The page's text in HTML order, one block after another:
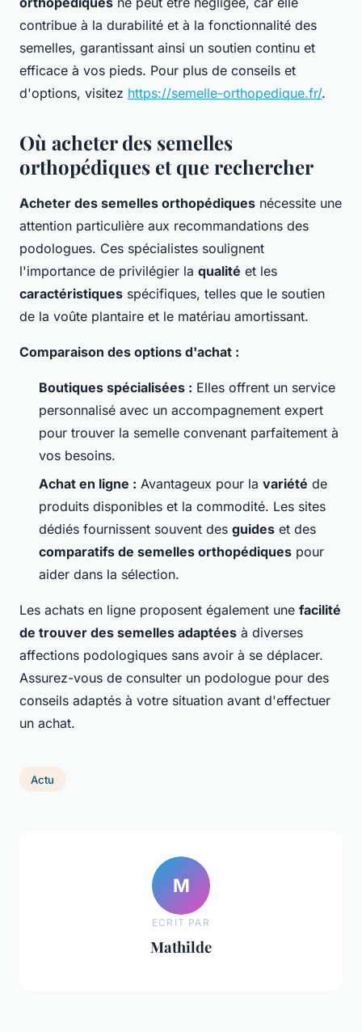
contribue à la durabilité et à la fonctionnalité des
semelles, garantissant ainsi un soutien continu et
efficace à vos pieds. Pour plus de conseils et
d'options, visitez https://semelle-orthopedique.fr/.
Où acheter des semelles
orthopédiques et que rechercher
Acheter des semelles orthopédiques nécessite une
attention particulière aux recommandations des
podologues. Ces spécialistes soulignent
l'importance de privilégier la qualité et les
caractéristiques spécifiques, telles que le soutien
de la voûte plantaire et le matériau amortissant.
Comparaison des options d'achat :
Boutiques spécialisées : Elles offrent un service
personnalisé avec un accompagnement expert
pour trouver la semelle convenant parfaitement à
vos besoins.
Achat en ligne : Avantageux pour la variété de
produits disponibles et la commodité. Les sites
dédiés fournissent souvent des guides et des
comparatifs de semelles orthopédiques pour
aider dans la sélection.
Les achats en ligne proposent également une facilité
de trouver des semelles adaptées à diverses
affections podologiques sans avoir à se déplacer.
Assurez-vous de consulter un podologue pour des
conseils adaptés à votre situation avant d'effectuer
un achat.
Actu
M
ECRIT PAR
Mathilde